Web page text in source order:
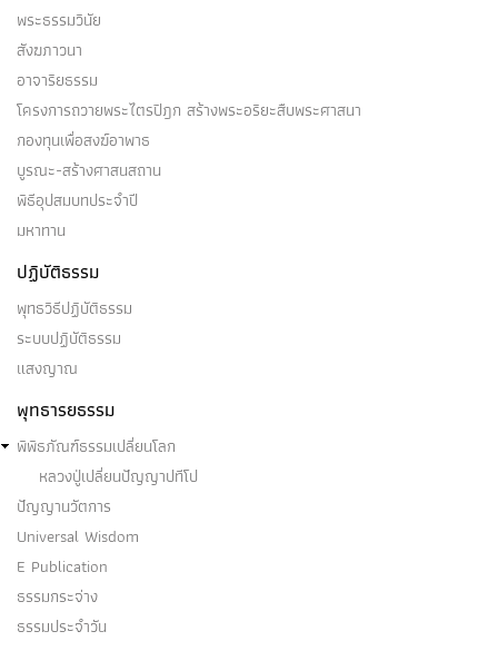
พระธรรมวินัย
สังฆภาวนา
อาจาริยธรรม
โครงการถวายพระไตรปิฎก สร้างพระอริยะสืบพระศาสนา
กองทุนเพื่อสงฆ์อาพาธ
บูรณะ-สร้างศาสนสถาน
พิธีอุปสมบทประจำปี
มหาทาน
ปฏิบัติธรรม
พุทธวิธีปฏิบัติธรรม
ระบบปฏิบัติธรรม
แสงญาณ
พุทธารยธรรม
พิพิธภัณฑ์ธรรมเปลี่ยนโลก
หลวงปู่เปลี่ยนปัญญาปทีโป
ปัญญานวัตการ
Universal Wisdom
E Publication
ธรรมกระจ่าง
ธรรมประจำวัน